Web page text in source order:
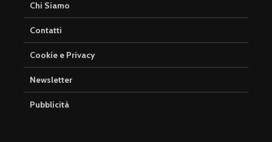
Chi Siamo
Contatti
Cookie e Privacy
Newsletter
Pubblicità